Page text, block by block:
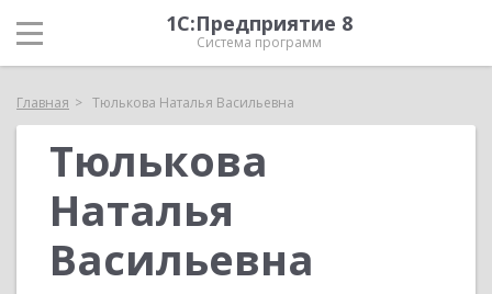
1С:Предприятие 8
Система программ
Главная Тюлькова Наталья Васильевна
Тюлькова
Наталья
Васильевна